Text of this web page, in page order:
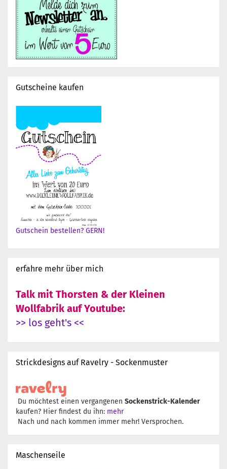
Gutscheine kaufen
Gutschein bestellen? GERN!
erfahre mehr über mich
Talk mit Thorsten & der Kleinen
Wollfabrik auf Youtube:
>> los geht's <<
Strickdesigns auf Ravelry - Sockenmuster
Du möchtest einen vergangenen Sockenstrick-Kalender
kaufen? Hier findest du ihn: mehr
Nach und nach kommen immer mehr! Versprochen.
Maschenseile